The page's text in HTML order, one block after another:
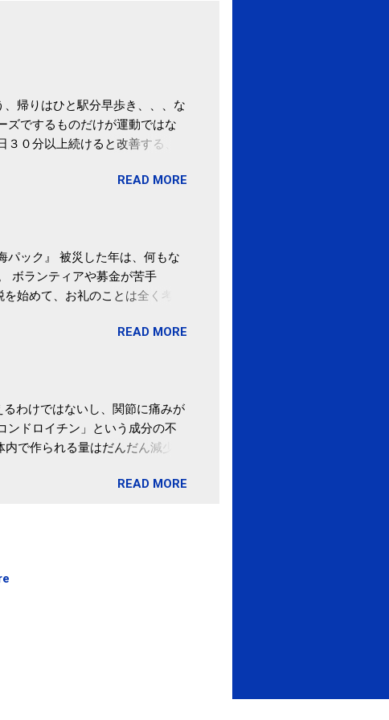
帰りはひと駅分早歩き、、、な
ズでするものだけが運動ではな
０分以上続けると改善する、
汗ばむ程度の運動を毎日３０分
大「減量しなくても効果」 -
READ MORE
パック』 被災した年は、何もな
ボランティアや募金が苦手
始めて、お礼のことは全く考え
のでこちらの目的は......。 総務
READ MORE
わけではないし、関節に痛みが
ンドロイチン」という成分の不
で作られる量はだんだん減少し
ンドロイチン」という成分は、納
限は気にしたことがなかった。
き渡る程度かき混ぜる。 ・タレ
ほうが、納豆のふわふわ感がよ
日1パックでコンドロイチン補
るよりは、毎日納豆を食べるほ
(想像) 関節の痛み・体のゆがみ
READ MORE